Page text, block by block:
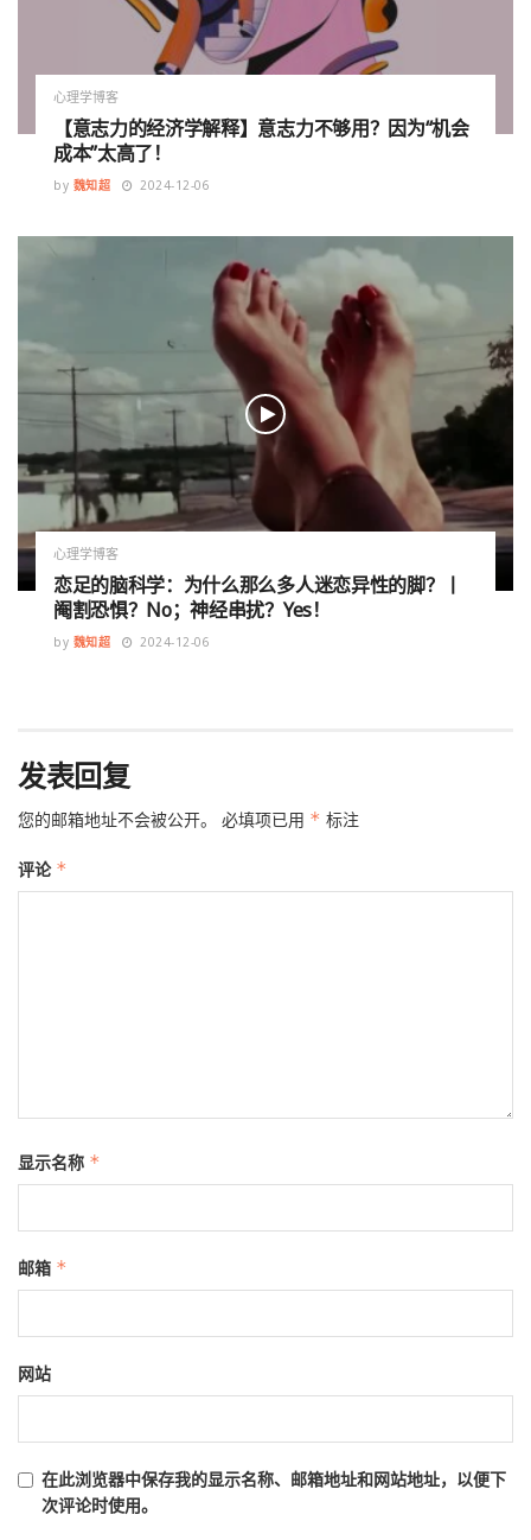
心理学博客
【意志力的经济学解释】意志力不够用？因为“机会
成本”太高了！
by 魏知超 2024-12-06
心理学博客
恋足的脑科学：为什么那么多人迷恋异性的脚？丨
阉割恐惧？No；神经串扰？Yes！
by 魏知超 2024-12-06
发表回复
您的邮箱地址不会被公开。 必填项已用 * 标注
评论 *
显示名称 *
邮箱 *
网站
在此浏览器中保存我的显示名称、邮箱地址和网站地址，以便下
次评论时使用。